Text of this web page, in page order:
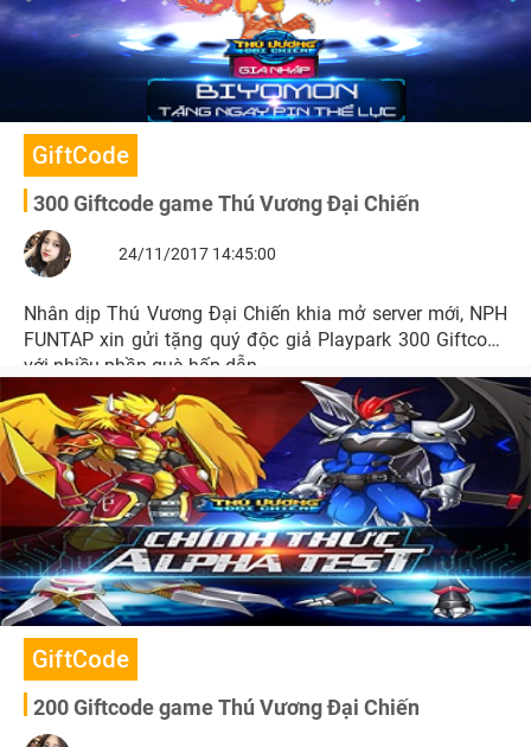
GiftCode
300 Giftcode game Thú Vương Đại Chiến
24/11/2017 14:45:00
Nhân dịp Thú Vương Đại Chiến khia mở server mới, NPH
FUNTAP xin gửi tặng quý độc giả Playpark 300 Giftcode
với nhiều phần quà hấp dẫn.
GiftCode
200 Giftcode game Thú Vương Đại Chiến